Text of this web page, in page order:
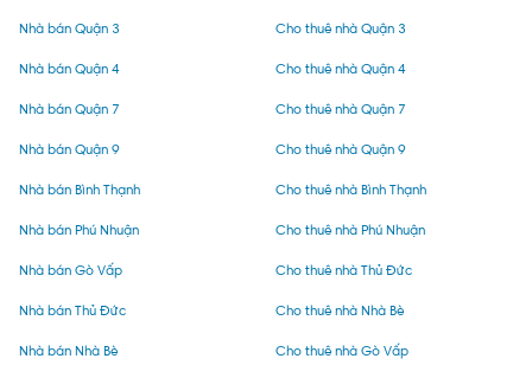
Nhà bán Quận 3
Nhà bán Quận 4
Nhà bán Quận 7
Nhà bán Quận 9
Nhà bán Bình Thạnh
Nhà bán Phú Nhuận
Nhà bán Gò Vấp
Nhà bán Thủ Đức
Nhà bán Nhà Bè
Cho thuê nhà Quận 3
Cho thuê nhà Quận 4
Cho thuê nhà Quận 7
Cho thuê nhà Quận 9
Cho thuê nhà Bình Thạnh
Cho thuê nhà Phú Nhuận
Cho thuê nhà Thủ Đức
Cho thuê nhà Nhà Bè
Cho thuê nhà Gò Vấp